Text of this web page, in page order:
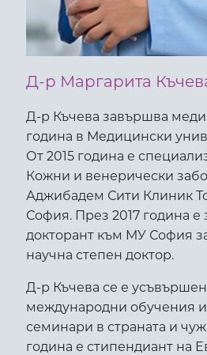
Д-р Маргарита
Д-р Къчева завършва
година в Медицински
От 2015 година е
Кожни и венерически
Аджибадем Сити Клиник
София. През 2017 година е
докторант към МУ София
научна степен доктор.
Д-р Къчева се е
международни обучения
семинари в страната и
година е стипендиант на